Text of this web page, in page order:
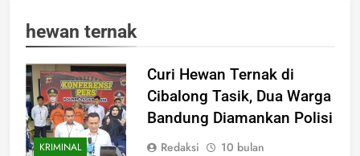
hewan ternak
KRIMINAL
Curi Hewan Ternak di
Cibalong Tasik, Dua Warga
Bandung Diamankan Polisi
Redaksi
10 bulan